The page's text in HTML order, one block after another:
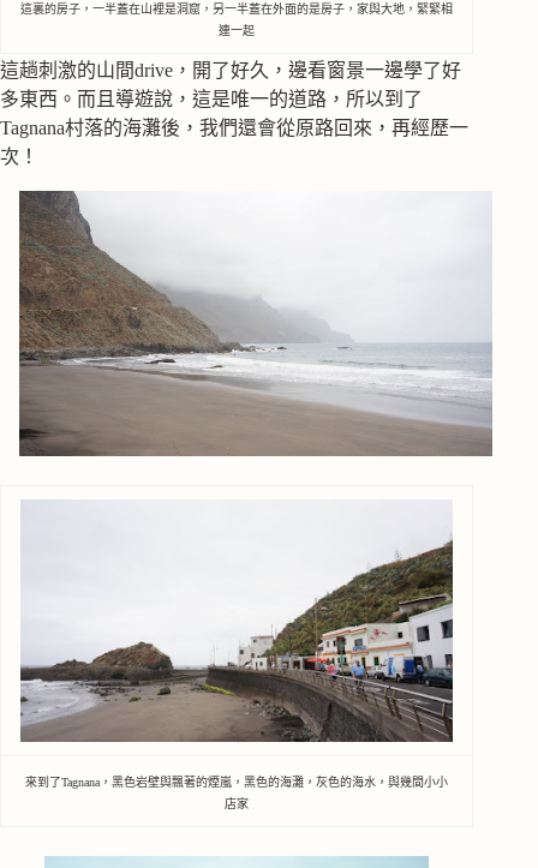
這裏的房子，一半蓋在山裡是洞窟，另一半蓋在外面的是房子，家與大地，緊緊相
連一起
這趟刺激的山間drive，開了好久，邊看窗景一邊學了好
多東西。而且導遊說，這是唯一的道路，所以到了
Tagnana村落的海灘後，我們還會從原路回來，再經歷一
次！
來到了Tagnana，黑色岩壁與飄著的煙嵐，黑色的海灘，灰色的海水，與幾間小小
店家